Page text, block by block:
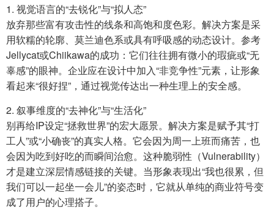
1. 视觉语言的“去锐化”与“拟人态”
放弃那些富有攻击性的线条和高饱和度色彩。解决方案是采
用软糯的轮廓、莫兰迪色系或具有呼吸感的动态设计。参考
Jellycat或Chiikawa的成功：它们往往拥有微小的瑕疵或“无
辜感”的眼神。企业应在设计中加入“非竞争性”元素，让形象
看起来“很好捏”，通过视觉传达出一种生理上的安全感。
2. 叙事维度的“去神化”与“生活化”
别再给IP设定“拯救世界”的宏大愿景。解决方案是赋予其“打
工人”或“小确丧”的真实人格。它会因为周一上班而痛苦，也
会因为吃到好吃的而瞬间治愈。这种脆弱性（Vulnerability）
才是建立深层情感链接的关键。当形象表现出“我也很累，但
我们可以一起坐一会儿”的姿态时，它就从单纯的商业符号变
成了用户的心理搭子。